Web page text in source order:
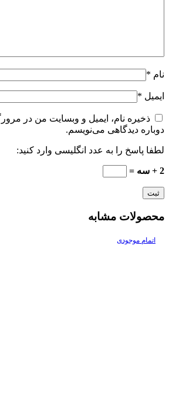
نام *
ایمیل *
ذخیره نام، ایمیل و وبسایت من در
دوباره دیدگاهی می‌نویسم.
لطفا پاسخ را به عدد انگلیسی وارد کنید:
2 + سه =
محصولات مشابه
اتمام موجودی